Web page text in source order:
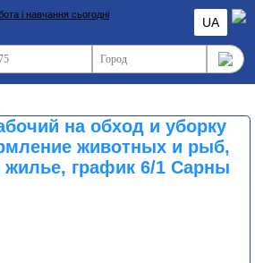
UA
на обход и уборку
животных и рыб,
жилье, график 6/1 Сарны